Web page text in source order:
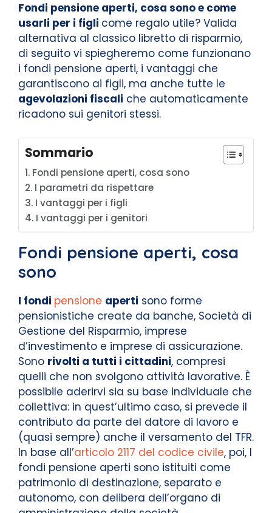
Fondi pensione aperti, cosa sono e come
usarli per i figli come regalo utile? Valida
alternativa al classico libretto di risparmio,
di seguito vi spiegheremo come funzionano
i fondi pensione aperti, i vantaggi che
garantiscono ai figli, ma anche tutte le
agevolazioni fiscali che automaticamente
ricadono sui genitori stessi.
Sommario
Fondi pensione aperti, cosa sono
I parametri da rispettare
I vantaggi per i figli
I vantaggi per i genitori
Fondi pensione aperti, cosa
sono
I fondi pensione aperti sono forme
pensionistiche create da banche, Società di
Gestione del Risparmio, imprese
d’investimento e imprese di assicurazione.
Sono rivolti a tutti i cittadini, compresi
quelli che non svolgono attività lavorative. È
possibile aderirvi sia su base individuale che
collettiva: in quest’ultimo caso, si prevede il
contributo da parte del datore di lavoro e
(quasi sempre) anche il versamento del TFR.
In base all’articolo 2117 del codice civile, poi, I
fondi pensione aperti sono istituiti come
patrimonio di destinazione, separato e
autonomo, con delibera dell’organo di